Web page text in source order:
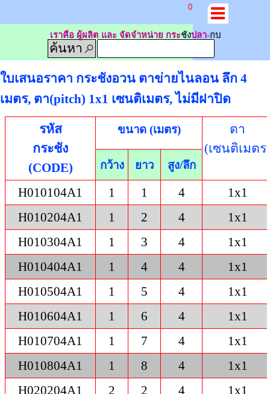
ค้นหา
เราคือ ผู้ผลิต และ จัดจำหน่าย กระชังปลา-กบ
0
ใบเสนอราคา กระชังอวน ตาข่ายไนลอน ลึก 4
เมตร, ตา(pitch) 1x1 เซนติเมตร, ไม่มีฝาปิด
รหัส
กระชัง
(CODE)
ขนาด (เมตร)
ตา
(เซนติเมตร)
กว้าง ยาว สูง/ลึก
H010104A1 1 1 4
1x1
H010204A1
1 2 4
1x1
H010304A1
1 3 4
1x1
H010404A1
1 4 4
1x1
H010504A1
1 5 4
1x1
H010604A1
1 6 4
1x1
H010704A1
1 7 4
1x1
H010804A1
1 8 4
1x1
H020204A1
2 2 4
1x1